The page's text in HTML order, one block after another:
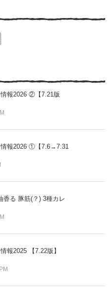
報2026 ②【7.21版
報2026 ①【7.6→7.31
香る 豚筋(？) 3種カレ
報2025 【7.22版】